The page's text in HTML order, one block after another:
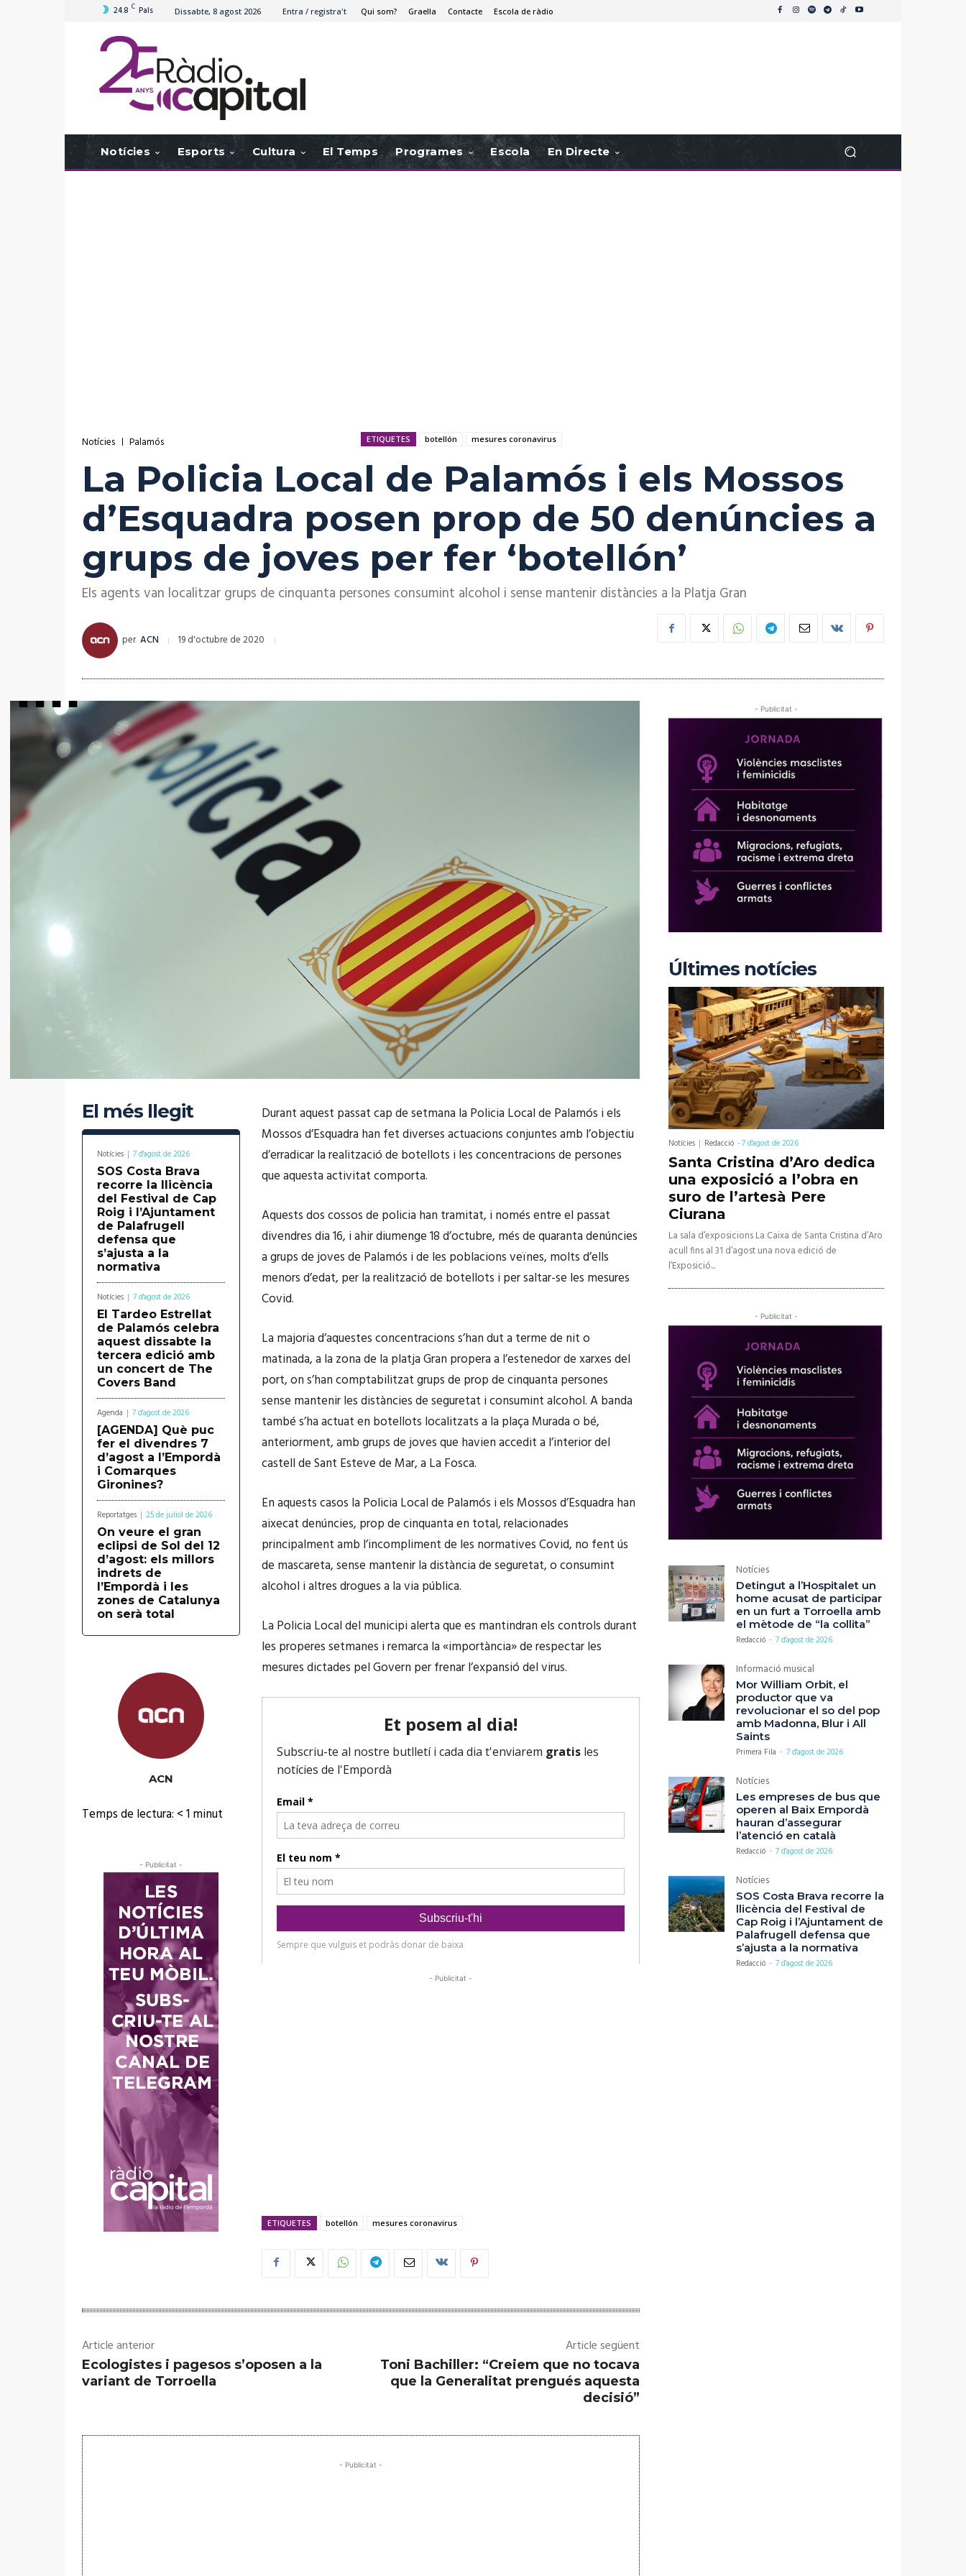
24.8 C Pals Dissabte, 8 agost 2026 Entra / registra't Qui som? Graella Contacte Escola de ràdio
Notícies Esports Cultura El Temps Programes Escola En Directe
Notícies Palamós ETIQUETES botellón mesures coronavirus
La Policia Local de Palamós i els Mossos
d’Esquadra posen prop de 50 denúncies a
grups de joves per fer ‘botellón’
Els agents van localitzar grups de cinquanta persones consumint alcohol i sense mantenir distàncies a la Platja Gran
per ACN 19 d'octubre de 2020
El més llegit
Notícies 7 d'agost de 2026
SOS Costa Brava
recorre la llicència
del Festival de Cap
Roig i l’Ajuntament
de Palafrugell
defensa que
s’ajusta a la
normativa
Notícies 7 d'agost de 2026
El Tardeo Estrellat
de Palamós celebra
aquest dissabte la
tercera edició amb
un concert de The
Covers Band
Agenda 7 d'agost de 2026
[AGENDA] Què puc
fer el divendres 7
d’agost a l’Empordà
i Comarques
Gironines?
Reportatges 25 de juliol de 2026
On veure el gran
eclipsi de Sol del 12
d’agost: els millors
indrets de
l’Empordà i les
zones de Catalunya
on serà total
ACN
Temps de lectura: < 1minut
- Publicitat -
Durant aquest passat cap de setmana la Policia Local de Palamós i els
Mossos d’Esquadra han fet diverses actuacions conjuntes amb l’objectiu
d’erradicar la realització de botellots i les concentracions de persones
que aquesta activitat comporta.
Aquests dos cossos de policia han tramitat, i només entre el passat
divendres dia 16, i ahir diumenge 18 d’octubre, més de quaranta denúncies
a grups de joves de Palamós i de les poblacions veïnes, molts d’ells
menors d’edat, per la realització de botellots i per saltar-se les mesures
Covid.
La majoria d’aquestes concentracions s’han dut a terme de nit o
matinada, a la zona de la platja Gran propera a l’estenedor de xarxes del
port, on s’han comptabilitzat grups de prop de cinquanta persones
sense mantenir les distàncies de seguretat i consumint alcohol. A banda
també s’ha actuat en botellots localitzats a la plaça Murada o bé,
anteriorment, amb grups de joves que havien accedit a l’interior del
castell de Sant Esteve de Mar, a La Fosca.
En aquests casos la Policia Local de Palamós i els Mossos d’Esquadra han
aixecat denúncies, prop de cinquanta en total, relacionades
principalment amb l’incompliment de les normatives Covid, no fent ús
de mascareta, sense mantenir la distància de seguretat, o consumint
alcohol i altres drogues a la via pública.
La Policia Local del municipi alerta que es mantindran els controls durant
les properes setmanes i remarca la «importància» de respectar les
mesures dictades pel Govern per frenar l’expansió del virus.
- Publicitat -
ETIQUETES botellón mesures coronavirus
Article anterior
Ecologistes i pagesos s’oposen a la
variant de Torroella
Article següent
Toni Bachiller: “Creiem que no tocava
que la Generalitat prengués aquesta
decisió”
- Publicitat -
- Publicitat -
Últimes notícies
Notícies Redacció -7 d'agost de 2026
Santa Cristina d’Aro dedica
una exposició a l’obra en
suro de l’artesà Pere
Ciurana
La sala d’exposicions La Caixa de Santa Cristina d’Aro
acull fins al 31 d’agost una nova edició de
l’Exposició...
- Publicitat -
Notícies
Detingut a l’Hospitalet un
home acusat de participar
en un furt a Torroella amb
el mètode de “la collita”
Redacció - 7 d'agost de 2026
Informació musical
Mor William Orbit, el
productor que va
revolucionar el so del pop
amb Madonna, Blur i All
Saints
Primera Fila - 7 d'agost de 2026
Notícies
Les empreses de bus que
operen al Baix Empordà
hauran d’assegurar
l’atenció en català
Redacció - 7 d'agost de 2026
Notícies
SOS Costa Brava recorre la
llicència del Festival de
Cap Roig i l’Ajuntament de
Palafrugell defensa que
s’ajusta a la normativa
Redacció - 7 d'agost de 2026